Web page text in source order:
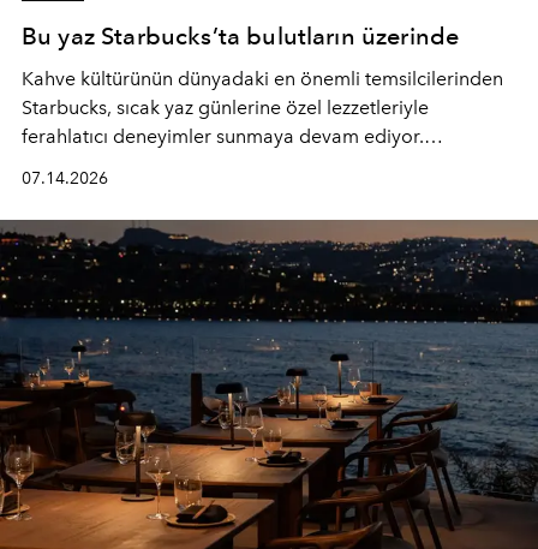
Bu yaz Starbucks’ta bulutların üzerinde
Kahve kültürünün dünyadaki en önemli temsilcilerinden
Starbucks, sıcak yaz günlerine özel lezzetleriyle
ferahlatıcı deneyimler sunmaya devam ediyor.
yepyeni Cloud Frappuccino® Blended Beverage çeşitleri
ve yiyecek alternatifleri yazın keyfine lezzet katıyor.
07.14.2026